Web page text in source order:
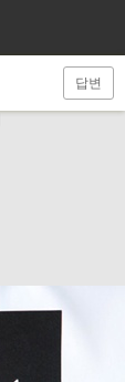
답변